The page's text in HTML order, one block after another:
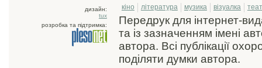
дизайн:
tux
розробка та підтримка:
кіно література музика візуалка
Передрук для інтернет-
та із зазначенням імені
автора. Всі публікації
поділяти думки автора.